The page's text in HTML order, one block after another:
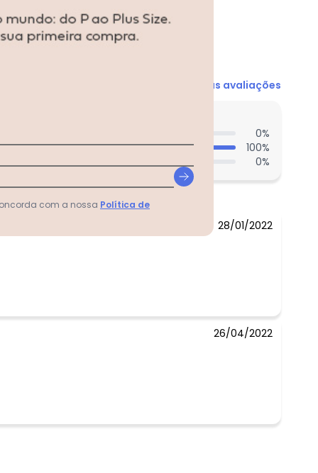
N/D*
N/D*
N/D*
N/D*
N/D*
Ver todas as avaliações
0%
100%
0%
28/01/2022
26/04/2022
com a nossa Política de